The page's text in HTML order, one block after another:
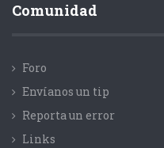
Comunidad
Foro
Envíanos un tip
Reporta un error
Links